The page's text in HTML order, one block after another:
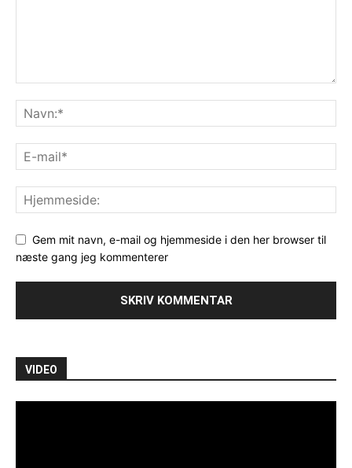
Gem mit navn, e-mail og hjemmeside i den her browser til
næste gang jeg kommenterer
VIDEO